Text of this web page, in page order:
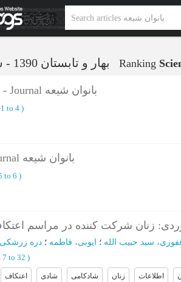
Ranking
صفحات اولیه - Journal بانوان شیعه
to 4)
فهرست - Journal بانوان شیعه
to 6 )
زنان شرکت کننده در مراسم
سید حبیب الله ؛ ایوبی، فاطمه ؛ دره
7 to 32 )
اعتکاف شادی شادکامی زنان اطلاعات